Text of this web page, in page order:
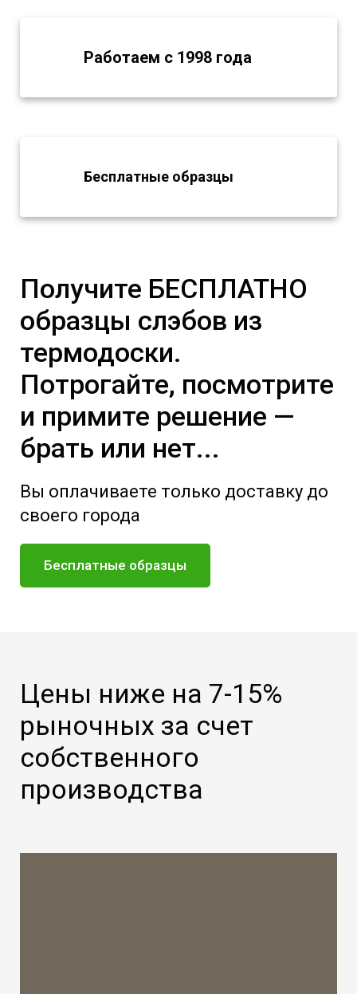
Работаем с 1998 года
Бесплатные образцы
Получите БЕСПЛАТНО
образцы слэбов из
термодоски.
Потрогайте, посмотрите
и примите решение —
брать или нет...
Вы оплачиваете только доставку до
своего города
Бесплатные образцы
Цены ниже на 7-15%
рыночных за счет
собственного
производства